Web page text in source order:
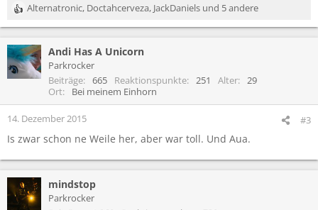
R
e
k
t
i
n
e
:
Alternatronic, Doctahcerveza, JackDaniels und 5 andere
Andi Has A Unicorn
Parkrocker
Beiträge
665 Reaktionspunkte 251 Alter
29
Ort
Bei meinem Einhorn
14. Dezember 2015 #3
Is zwar schon ne Weile her, aber war toll. Und Aua.
mindstop
Parkrocker